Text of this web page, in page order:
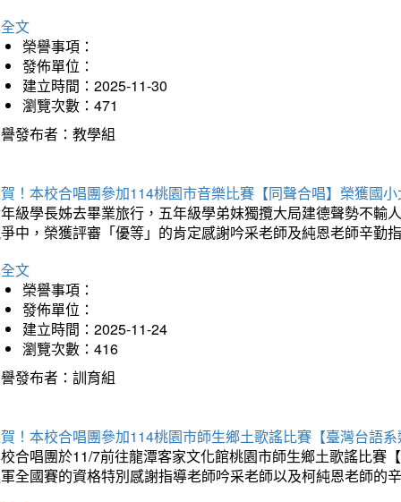
文
榮譽事項：
發佈單位：
建立時間：2025-11-30
瀏覽次數：471
發布者：教學組
！本校合唱團參加114桃園市音樂比賽【同聲合唱】榮獲國
級學長姊去畢業旅行，五年級學弟妹獨攬大局建德聲勢不輸
中，榮獲評審「優等」的肯定感謝吟采老師及純恩老師辛勤
文
榮譽事項：
發佈單位：
建立時間：2025-11-24
瀏覽次數：416
發布者：訓育組
！本校合唱團參加114桃園市師生鄉土歌謠比賽【臺灣台語
合唱團於11/7前往龍潭客家文化館桃園市師生鄉土歌謠比賽
全國賽的資格特別感謝指導老師吟采老師以及柯純恩老師的